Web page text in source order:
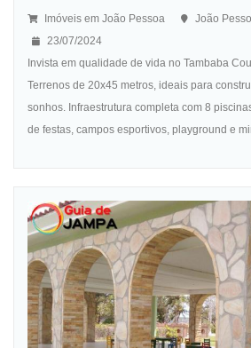
Imóveis em João Pessoa
João
23/07/2024
Invista em qualidade de vida no Tambaba
Terrenos de 20x45 metros, ideais para
sonhos. Infraestrutura completa com 8
de festas, campos esportivos, playground e